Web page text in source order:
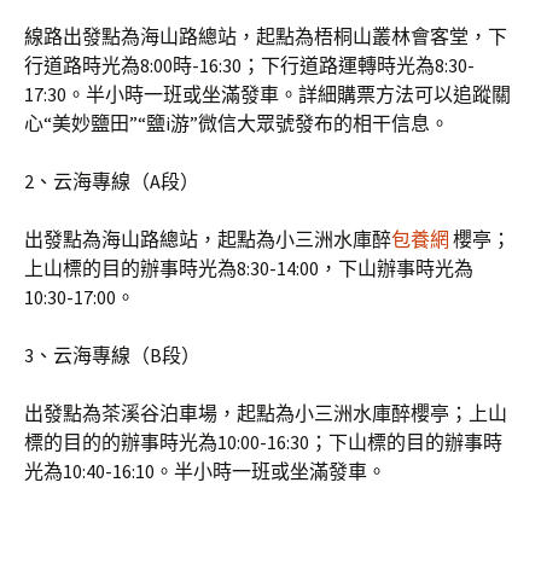
線路出發點為海山路總站，起點為梧桐山叢林會客堂，下
行道路時光為8:00時-16:30；下行道路運轉時光為8:30-
17:30。半小時一班或坐滿發車。詳細購票方法可以追蹤關
心“美妙鹽田”“鹽i游”微信大眾號發布的相干信息。
2、云海專線（A段）
出發點為海山路總站，起點為小三洲水庫醉包養網 櫻亭；
上山標的目的辦事時光為8:30-14:00，下山辦事時光為
10:30-17:00。
3、云海專線（B段）
出發點為茶溪谷泊車場，起點為小三洲水庫醉櫻亭；上山
標的目的的辦事時光為10:00-16:30；下山標的目的辦事時
光為10:40-16:10。半小時一班或坐滿發車。